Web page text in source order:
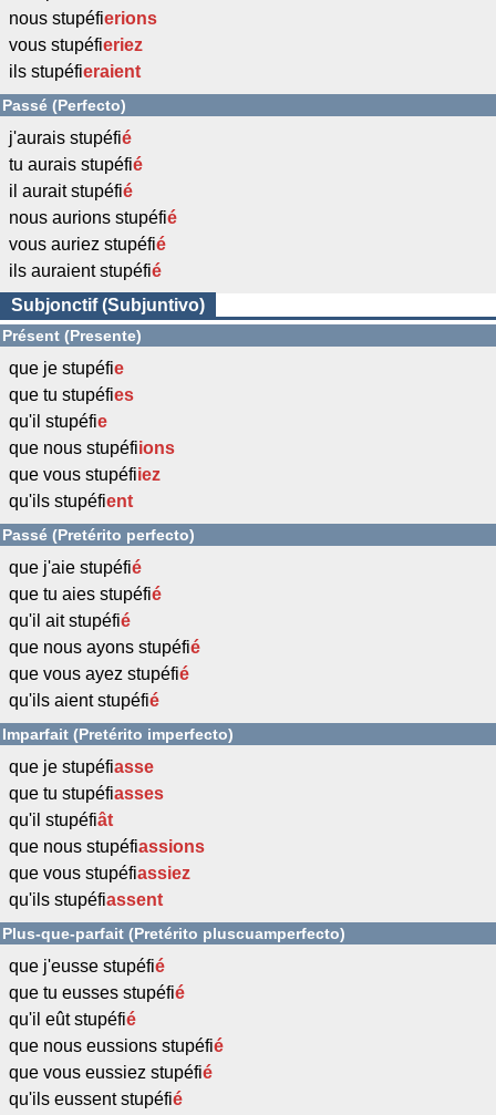
nous stupéfierions
vous stupéfieriez
ils stupéfieraient
Passé (Perfecto)
j'aurais stupéfié
tu aurais stupéfié
il aurait stupéfié
nous aurions stupéfié
vous auriez stupéfié
ils auraient stupéfié
Subjonctif (Subjuntivo)
Présent (Presente)
que je stupéfie
que tu stupéfies
qu'il stupéfie
que nous stupéfiions
que vous stupéfiiez
qu'ils stupéfient
Passé (Pretérito perfecto)
que j'aie stupéfié
que tu aies stupéfié
qu'il ait stupéfié
que nous ayons stupéfié
que vous ayez stupéfié
qu'ils aient stupéfié
Imparfait (Pretérito imperfecto)
que je stupéfiasse
que tu stupéfiasses
qu'il stupéfiât
que nous stupéfiassions
que vous stupéfiassiez
qu'ils stupéfiassent
Plus-que-parfait (Pretérito pluscuamperfecto)
que j'eusse stupéfié
que tu eusses stupéfié
qu'il eût stupéfié
que nous eussions stupéfié
que vous eussiez stupéfié
qu'ils eussent stupéfié